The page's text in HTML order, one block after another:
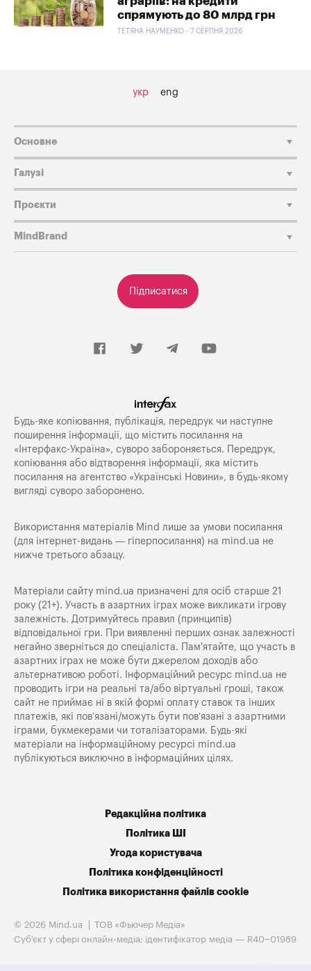
спрямують до 80 млрд грн
ТЕТЯНА НАУМЕНКО - 7 СЕРПНЯ 2026
укр eng
Підписатися
Основне
Галузі
Проєкти
MindBrand
Будь-яке копiювання, публiкацiя, передрук чи наступне
поширення iнформацiї, що мiстить посилання на
«Iнтерфакс-Україна», суворо забороняється. Передрук,
копіювання або відтворення інформації, яка містить
посилання на агентство «Українські Новини», в будь-якому
вигляді суворо заборонено.
Використання матеріалів Mind лише за умови посилання
(для інтернет-видань — гіперпосилання) на mind.ua не
нижче третього абзацу.
Матеріали сайту mind.ua призначені для осіб старше 21
року (21+). Участь в азартних іграх може викликати ігрову
залежність. Дотримуйтесь правил (принципів)
відповідальної гри. При виявленні перших ознак залежності
негайно зверніться до спеціаліста. Пам'ятайте, що участь в
азартних іграх не може бути джерелом доходів або
альтернативою роботі. Інформаційний ресурс mind.ua не
проводить ігри на реальні та/або віртуальні гроші, також
сайт не приймає ні в якій формі оплату ставок та інших
платежів, які пов’язані/можуть бути пов’язані з азартними
іграми, букмекерами чи тоталізаторами. Будь-які
матеріали на інформаційному ресурсі mind.ua
публікуються виключно в інформаційних цілях.
Редакційна політика
Політика ШІ
Угода користувача
Політика конфіденційності
Політика використання файлів cookie
© 2026 Mind.ua
ТОВ «Фьючер Медiа»
Cуб'єкт у сфері онлайн-медіа; ідентифікатор медіа — R40−01989